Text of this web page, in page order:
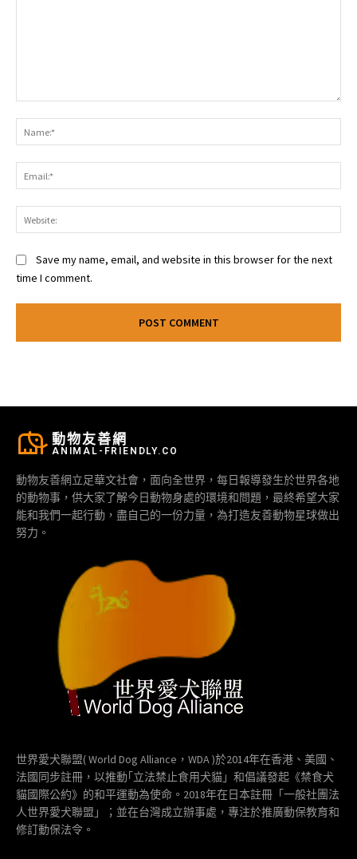
Save my name, email, and website in this browser for the next
time I comment.
動物友善網
ANIMAL-FRIENDLY.CO
動物友善網立足華文社會，面向全世界，每日報導發生於世界各地
的動物事，供大家了解今日動物身處的環境和問題，最終希望大家
能和我們一起行動，盡自己的一份力量，為打造友善動物星球做出
努力。
世界愛犬聯盟( World Dog Alliance，WDA )於2014年在香港、美國、
法國同步註冊，以推動｢立法禁止食用犬貓」和倡議發起《禁食犬
貓國際公約》的和平運動為使命。2018年在日本註冊「一般社團法
人世界愛犬聯盟」；並在台灣成立辦事處，專注於推廣動保教育和
修訂動保法令。